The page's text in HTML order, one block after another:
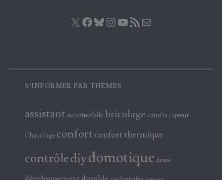
X Facebook
Bluesky
Instagram
YouTube
Flux RSS
S’INFORMER PAR THÈMES
assistant automobile bricolage caméra capteur
Chauffage confort confort thermique
contrôlediydomotique drone